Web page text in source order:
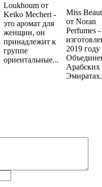
Loukhoum от
Keiko Mecheri -
это аромат для
женщин, он
принадлежит к
группе
ориентальные...
Miss
от Noran
Perfumes -
2019 году
Арабских